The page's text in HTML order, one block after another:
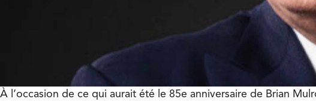
À l’occasion de ce qui aurait été le 85e anniversaire de Brian